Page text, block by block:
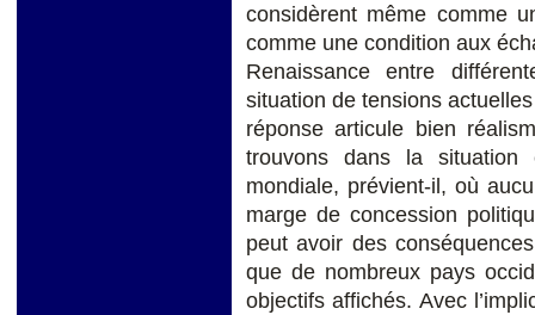
considèrent même comme
comme une condition aux
Renaissance entre
situation de tensions
réponse articule bien
trouvons dans la situation
mondiale, prévient-il, où
marge de concession
peut avoir des
que de nombreux pays
objectifs affichés. Avec